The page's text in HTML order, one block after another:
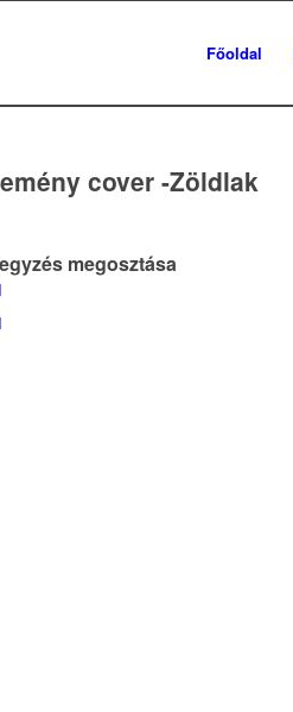
Főoldal
cover -Zöldlak
megosztása